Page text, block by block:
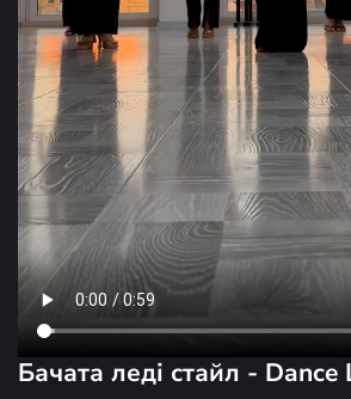
Бачата леді стайл - Dance